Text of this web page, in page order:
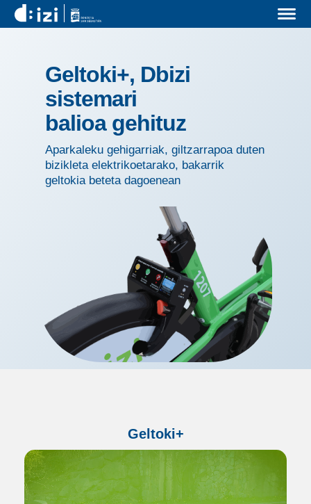
Geltoki+, Dbizi
sistemari
balioa gehituz
Aparkaleku gehigarriak, giltzarrapoa duten
bizikleta elektrikoetarako, bakarrik
geltokia beteta dagoenean
Geltoki+